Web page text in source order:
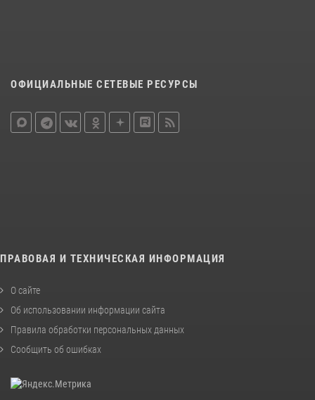
ОФИЦИАЛЬНЫЕ СЕТЕВЫЕ РЕСУРСЫ
ПРАВОВАЯ И ТЕХНИЧЕСКАЯ ИНФОРМАЦИЯ
О сайте
Об использовании информации сайта
Правила обработки персональных данных
Сообщить об ошибках